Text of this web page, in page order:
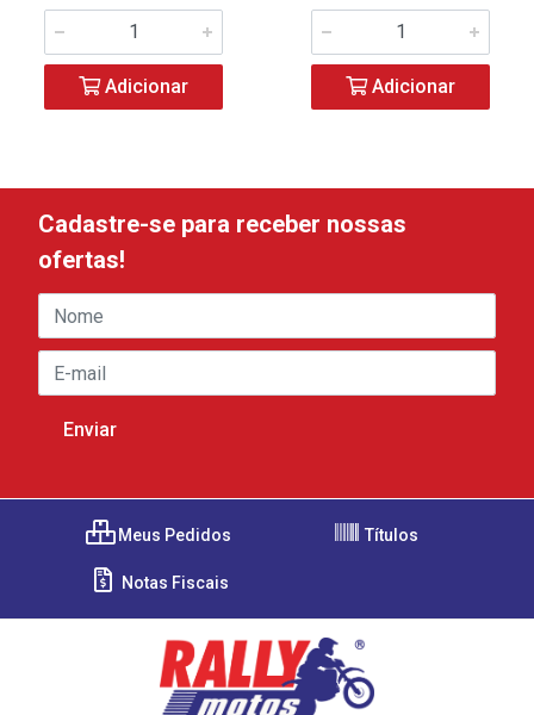
Adicionar Adicionar
Cadastre-se para receber nossas
ofertas!
Meus Pedidos Títulos
Notas Fiscais